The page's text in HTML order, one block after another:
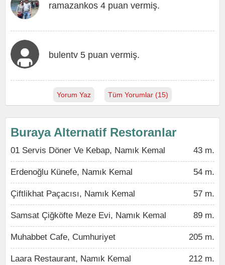
ramazankos 4 puan vermiş.
bulentv 5 puan vermiş.
Yorum Yaz Tüm Yorumlar (15)
Buraya Alternatif Restoranlar
01 Servis Döner Ve Kebap, Namık Kemal 43 m.
Erdenoğlu Künefe, Namık Kemal 54 m.
Çiftlikhat Paçacısı, Namık Kemal 57 m.
Samsat Çiğköfte Meze Evi, Namık Kemal 89 m.
Muhabbet Cafe, Cumhuriyet 205 m.
Laara Restaurant, Namık Kemal 212 m.